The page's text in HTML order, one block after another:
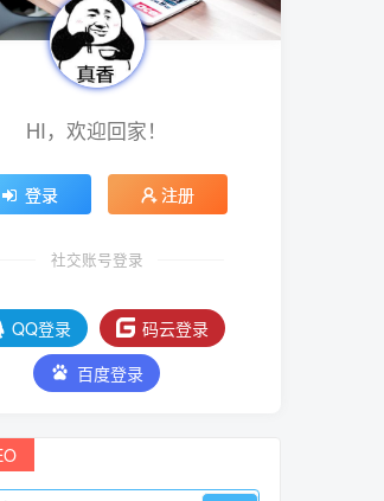
HI，欢迎回家！
登录 注册
社交账号登录
QQ登录
码云登录
百度登录